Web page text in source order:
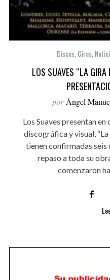
Discos, Giras,
LOS SUAVES “LA
por Ángel
Los Suaves presentan
discográfica y visual,
tienen confirmadas seis
repaso a toda su
comenzaron